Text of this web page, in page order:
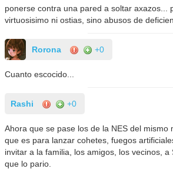
ponerse contra una pared a soltar axazos...
virtuosisimo ni ostias, sino abusos de
Rorona +0
Cuanto escocido...
Rashi +0
Ahora que se pase los de la NES del mismo
que es para lanzar cohetes, fuegos
invitar a la familia, los amigos, los vecinos,
que lo pario.